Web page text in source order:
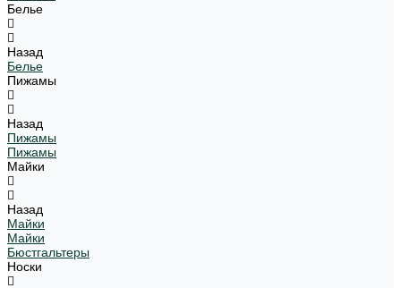
Белье
Назад
Белье
Пижамы
Назад
Пижамы
Пижамы
Майки
Назад
Майки
Майки
Бюстгальтеры
Носки